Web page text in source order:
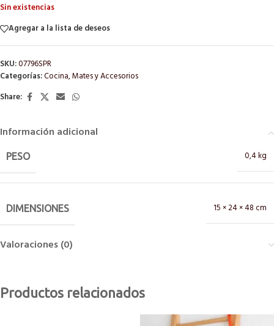
Sin existencias
Agregar a la lista de deseos
SKU:07796SPR
Categorías:Cocina,Mates y Accesorios
Share:
Información adicional
PESO 0,4 kg
DIMENSIONES 15 × 24 × 48 cm
Valoraciones (0)
Productos relacionados